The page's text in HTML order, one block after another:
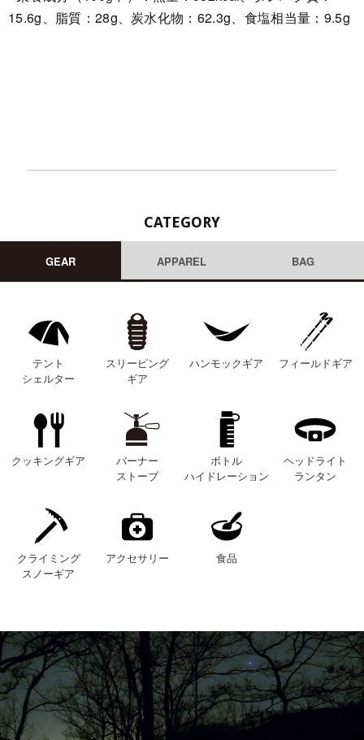
15.6g、脂質：28g、炭水化物：62.3g、食塩相当量：9.5g
CATEGORY
GEAR APPAREL BAG
テント
シェルター
スリーピング
ギア
ハンモックギア フィールドギア
クッキングギア
バーナー
ストーブ
ボトル
ハイドレーション
ヘッドライト
ランタン
クライミング
スノーギア
アクセサリー 食品